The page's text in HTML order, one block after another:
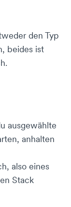
den Typ
beides ist
ausgewählte
anhalten
also eines
Stack